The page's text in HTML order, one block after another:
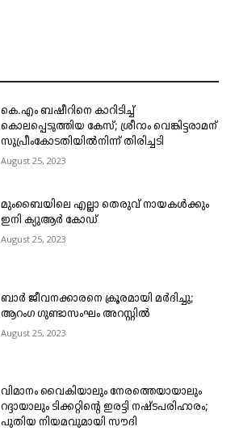
കെ.എം ബഷീറിനെ കാറിടിച്ച്
കൊലപ്പെടുത്തിയ കേസ്; ശ്രീറാം വെങ്കിട്ടരാമന്
സുപ്രീംകോടതിയിൽനിന്ന് തിരിച്ചടി
August 25, 2023
മുംബൈയിലെ എല്ലാ തെരുവ് നായകൾക്കും
ഇനി ക്യുആർ കോഡ്
August 25, 2023
ബാർ ജീവനക്കാരനെ ക്രൂരമായി മർദിച്ചു;
ആറംഗ ഗുണ്ടാസംഘം അറസ്റ്റിൽ
August 25, 2023
വിമാനം വൈകിയാലും നേരത്തെയായാലും
റദ്ദായാലും ടിക്കറ്റിന്റെ ഇരട്ടി നഷ്ടപരിഹാരം;
പുതിയ നിയമവുമായി സൗദി